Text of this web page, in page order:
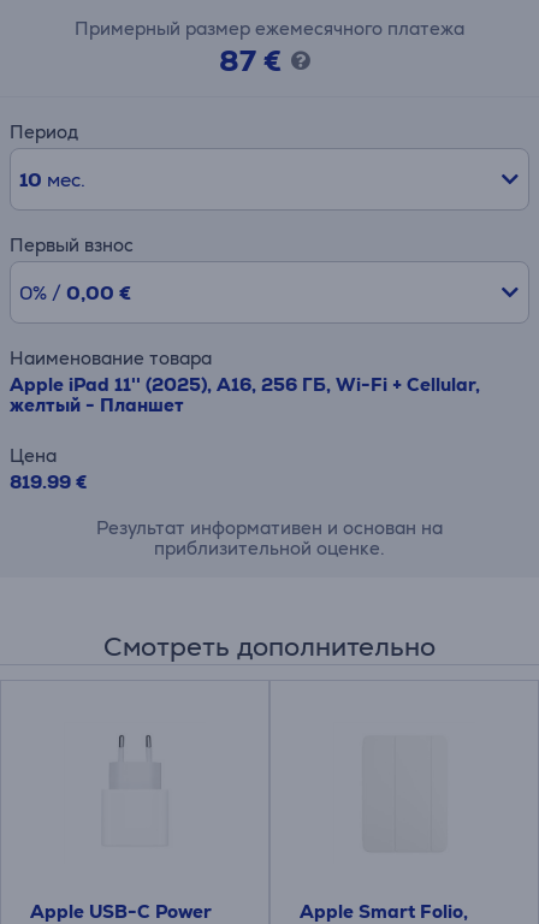
Примерный размер ежемесячного платежа
87 €
Период
10 мес.
Первый взнос
0% / 0,00 €
Наименование товара
Apple iPad 11'' (2025), A16, 256 ГБ, Wi-Fi + Cellular,
желтый - Планшет
Цена
819.99 €
Результат информативен и основан на
приблизительной оценке.
Смотреть дополнительно
Apple USB-C Power
Apple Smart Folio,